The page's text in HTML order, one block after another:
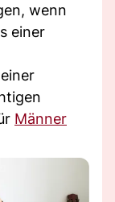
wenn
einer
Männer